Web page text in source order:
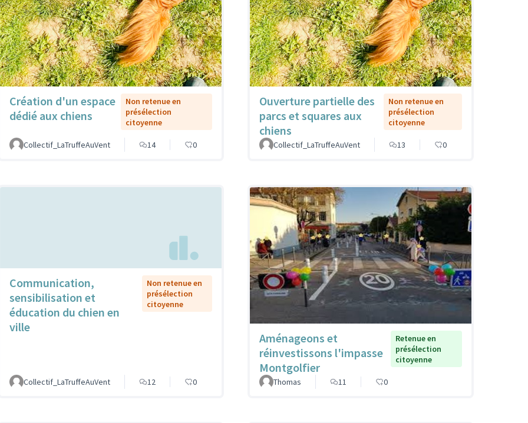
Création d'un espace
dédié aux chiens
Non retenue en
présélection
citoyenne
Collectif_LaTruffeAuVent 14 0
Ouverture partielle des
parcs et squares aux
chiens
Non retenue en
présélection
citoyenne
Collectif_LaTruffeAuVent 13 0
Communication,
sensibilisation et
éducation du chien en
ville
Non retenue en
présélection
citoyenne
Collectif_LaTruffeAuVent 12 0
Aménageons et
réinvestissons l'impasse
Montgolfier
Retenue en
présélection
citoyenne
Thomas 11 0